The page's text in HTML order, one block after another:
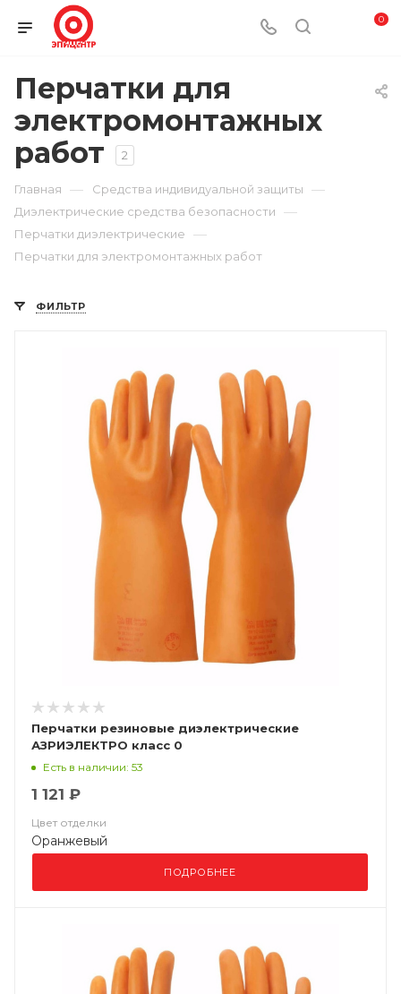
0
Перчатки для
электромонтажных
работ
2
Главная — Средства индивидуальной защиты —
Диэлектрические средства безопасности —
Перчатки диэлектрические —
Перчатки для электромонтажных работ
ФИЛЬТР
Перчатки резиновые диэлектрические
АЗРИЭЛЕКТРО класс 0
Есть в наличии: 53
1 121 ₽
Цвет отделки
Оранжевый
ПОДРОБНЕЕ